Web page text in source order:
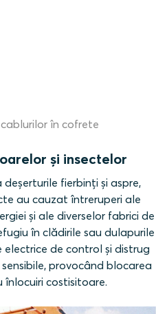
în cofrete
și insectelor
fierbinți și aspre,
au cauzat întreruperi ale
și ale diverselor fabrici de
în clădirile sau dulapurile
de control și distrug
provocând blocarea
înlocuiri costisitoare.